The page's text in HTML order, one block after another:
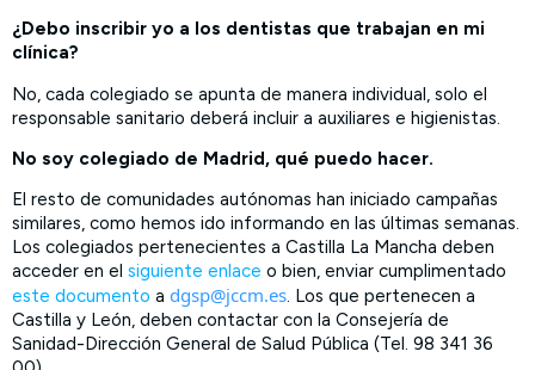
¿Debo inscribir yo a los dentistas que trabajan en mi
clínica?
No, cada colegiado se apunta de manera individual, solo el
responsable sanitario deberá incluir a auxiliares e higienistas.
No soy colegiado de Madrid, qué puedo hacer.
El resto de comunidades autónomas han iniciado campañas
similares, como hemos ido informando en las últimas semanas.
Los colegiados pertenecientes a Castilla La Mancha deben
acceder en el siguiente enlace o bien, enviar cumplimentado
este documento a dgsp@jccm.es. Los que pertenecen a
Castilla y León, deben contactar con la Consejería de
Sanidad-Dirección General de Salud Pública (Tel. 98 341 36